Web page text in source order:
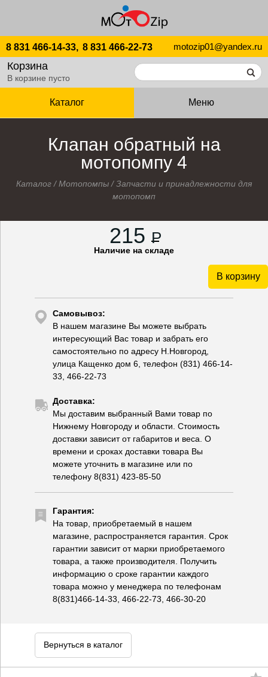
8 831 466-14-33, 8 831 466-22-73 motozip01@yandex.ru
Корзина
В корзине пусто
Каталог Меню
Клапан обратный на
мотопомпу 4
Каталог /Мотопомпы /Запчасти и принадлежности для
мотопомп
215 P
Наличие на складе
В корзину
Самовывоз:
В нашем магазине Вы можете выбрать
интересующий Вас товар и забрать его
самостоятельно по адресу Н.Новгород,
улица Кащенко дом 6, телефон (831) 466-14-
33, 466-22-73
Доставка:
Мы доставим выбранный Вами товар по
Нижнему Новгороду и области. Стоимость
доставки зависит от габаритов и веса. О
времени и сроках доставки товара Вы
можете уточнить в магазине или по
телефону 8(831) 423-85-50
Гарантия:
На товар, приобретаемый в нашем
магазине, распространяется гарантия. Срок
гарантии зависит от марки приобретаемого
товара, а также производителя. Получить
информацию о сроке гарантии каждого
товара можно у менеджера по телефонам
8(831)466-14-33, 466-22-73, 466-30-20
Вернуться в каталог